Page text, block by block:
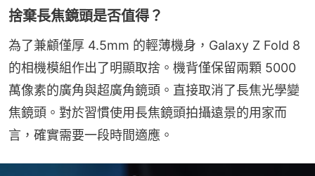
捨棄長焦鏡頭是否值得？
為了兼顧僅厚 4.5mm 的輕薄機身，Galaxy Z Fold 8
的相機模組作出了明顯取捨。機背僅保留兩顆 5000
萬像素的廣角與超廣角鏡頭。直接取消了長焦光學變
焦鏡頭。對於習慣使用長焦鏡頭拍攝遠景的用家而
言，確實需要一段時間適應。